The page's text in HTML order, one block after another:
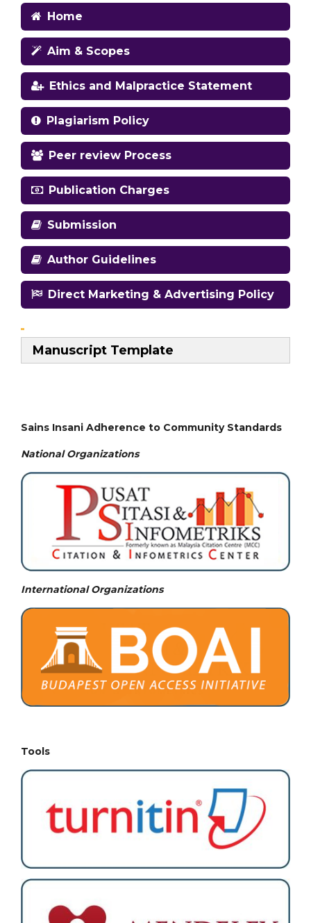
Home
Aim & Scopes
Ethics and Malpractice Statement
Plagiarism Policy
Peer review Process
Publication Charges
Submission
Author Guidelines
Direct Marketing & Advertising Policy
Manuscript Template
Sains Insani Adherence to Community Standards
National Organizations
International Organizations
Tools